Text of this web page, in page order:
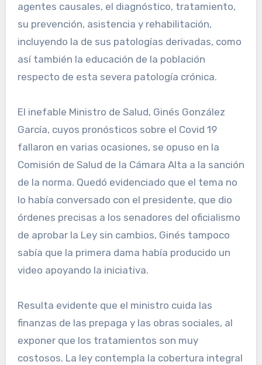
agentes causales, el diagnóstico, tratamiento,
su prevención, asistencia y rehabilitación,
incluyendo la de sus patologías derivadas, como
así también la educación de la población
respecto de esta severa patología crónica.
El inefable Ministro de Salud, Ginés González
García, cuyos pronósticos sobre el Covid 19
fallaron en varias ocasiones, se opuso en la
Comisión de Salud de la Cámara Alta a la sanción
de la norma. Quedó evidenciado que el tema no
lo había conversado con el presidente, que dio
órdenes precisas a los senadores del oficialismo
de aprobar la Ley sin cambios, Ginés tampoco
sabía que la primera dama había producido un
video apoyando la iniciativa.
Resulta evidente que el ministro cuida las
finanzas de las prepaga y las obras sociales, al
exponer que los tratamientos son muy
costosos. La ley contempla la cobertura integral